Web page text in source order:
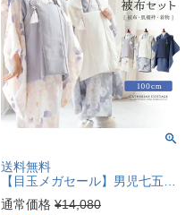
送料無料
【目玉メガセール】男児七五三 3歳着物＆被布セット 和装 753 着物 男女兼用 男子 女子 女の子 3才 3歳 三歳 記念撮影 グレー ベージュ ブルー 青 紺 TAK キャサリンコテージ
通常価格 ¥14,080